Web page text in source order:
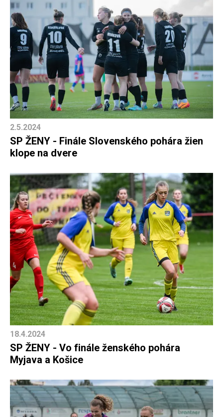
2.5.2024
SP ŽENY - Finále Slovenského pohára žien
klope na dvere
18.4.2024
SP ŽENY - Vo finále ženského pohára
Myjava a Košice